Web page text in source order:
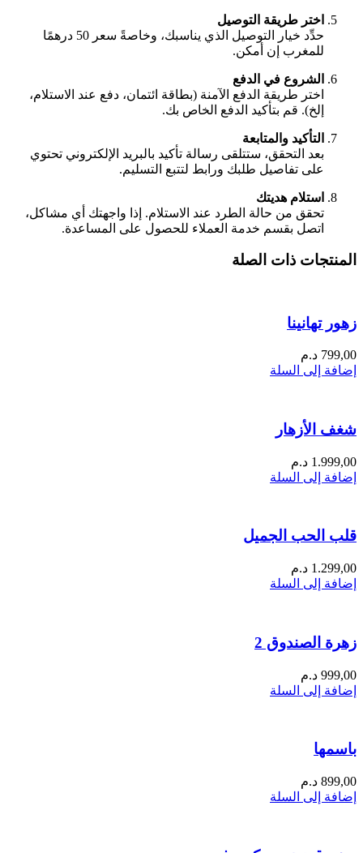
اختر طريقة التوصيل
حدِّد خيار التوصيل الذي يناسبك، وخاصةً سعر 50 درهمًا
للمغرب إن أمكن.
الشروع في الدفع
اختر طريقة الدفع الآمنة (بطاقة ائتمان، دفع عند الاستلام،
إلخ). قم بتأكيد الدفع الخاص بك.
التأكيد والمتابعة
بعد التحقق، ستتلقى رسالة تأكيد بالبريد الإلكتروني تحتوي
على تفاصيل طلبك ورابط لتتبع التسليم.
استلام هديتك
تحقق من حالة الطرد عند الاستلام. إذا واجهتك أي مشاكل،
اتصل بقسم خدمة العملاء للحصول على المساعدة.
المنتجات ذات الصلة
زهور تهانينا
799,00 د.م
إضافة إلى السلة
شغف الأزهار
1.999,00 د.م
إضافة إلى السلة
قلب الحب الجميل
1.299,00 د.م
إضافة إلى السلة
زهرة الصندوق 2
999,00 د.م
إضافة إلى السلة
باسمها
899,00 د.م
إضافة إلى السلة